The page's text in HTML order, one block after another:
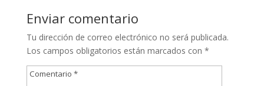
Enviar comentario
Tu dirección de correo electrónico no será publicada.
Los campos obligatorios están marcados con *